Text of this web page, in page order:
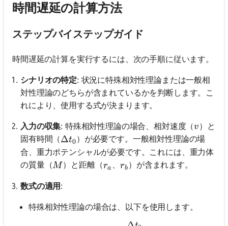
時間遅延の計算方法
ステップバイステップガイド
時間遅延の計算を実行するには、次の手順に従います。
シナリオの特定: 状況に特殊相対性理論または一般相
対性理論のどちらが含まれているかを判断します。こ
れにより、使用する式が決まります。
入力の収集: 特殊相対性理論の場合、相対速度（v
v）と
固有時間（\Delta t_0
Δt0 ）が必要です。一般相対性理論の場
合、重力ポテンシャルが必要です。これには、重力体
の質量（M
M ）と距離（r_a
ra 、 r_b
rb ）が含まれます。
数式の適用:
特殊相対性理論の場合は、以下を使用します。